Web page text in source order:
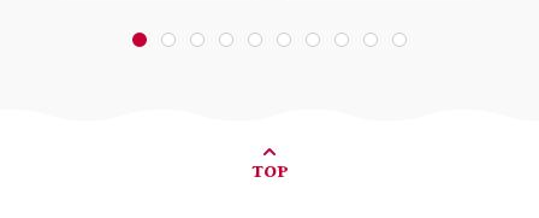
1 2 3 4 5 6 7 8 9 10
TOP